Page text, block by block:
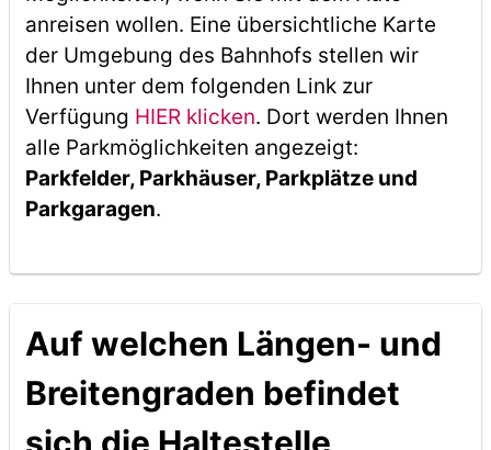
anreisen wollen. Eine übersichtliche Karte
der Umgebung des Bahnhofs stellen wir
Ihnen unter dem folgenden Link zur
Verfügung HIER klicken. Dort werden Ihnen
alle Parkmöglichkeiten angezeigt:
Parkfelder, Parkhäuser, Parkplätze und
Parkgaragen.
Auf welchen Längen- und
Breitengraden befindet